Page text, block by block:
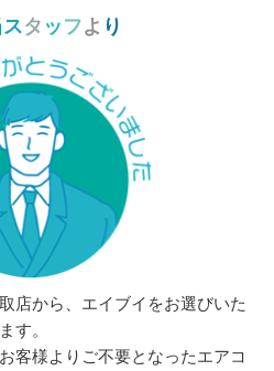
スタ ッ フよ り
店から、エイブイをお選びいた
す。
客様よりご不要となったエアコ